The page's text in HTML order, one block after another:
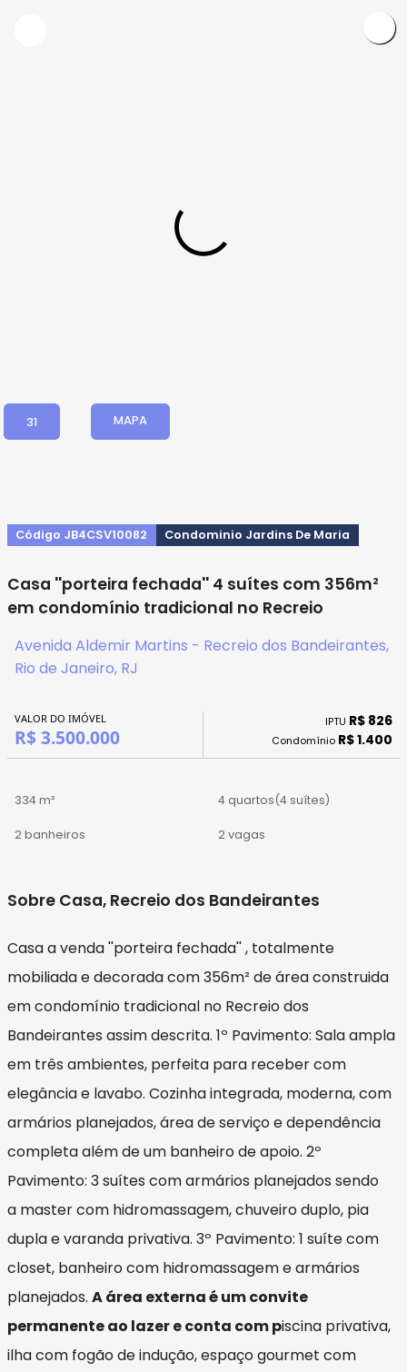
31 MAPA
Código JB4CSV10082 Condominio Jardins De Maria
Casa ''porteira fechada'' 4 suítes com 356m²
em condomínio tradicional no Recreio
Avenida Aldemir Martins - Recreio dos Bandeirantes,
Rio de Janeiro, RJ
VALOR DO IMÓVEL
R$ 3.500.000
IPTU R$ 826
Condomínio R$ 1.400
334 m² 4 quartos(4 suítes)
2 banheiros 2 vagas
Sobre Casa, Recreio dos Bandeirantes
Casa a venda ''porteira fechada'' , totalmente
mobiliada e decorada com 356m² de área construida
em condomínio tradicional no Recreio dos
Bandeirantes assim descrita. 1º Pavimento: Sala ampla
em três ambientes, perfeita para receber com
elegância e lavabo. Cozinha integrada, moderna, com
armários planejados, área de serviço e dependência
completa além de um banheiro de apoio. 2º
Pavimento: 3 suítes com armários planejados sendo
a master com hidromassagem, chuveiro duplo, pia
dupla e varanda privativa. 3º Pavimento: 1 suíte com
closet, banheiro com hidromassagem e armários
planejados. A área externa é um convite
permanente ao lazer e conta com piscina privativa,
ilha com fogão de indução, espaço gourmet com